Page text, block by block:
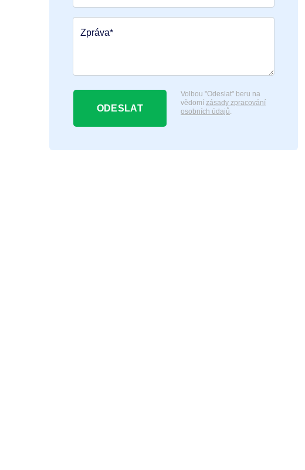
Zpráva*
ODESLAT
Volbou "Odeslat" beru na
vědomí zásady zpracování
osobních údajů.